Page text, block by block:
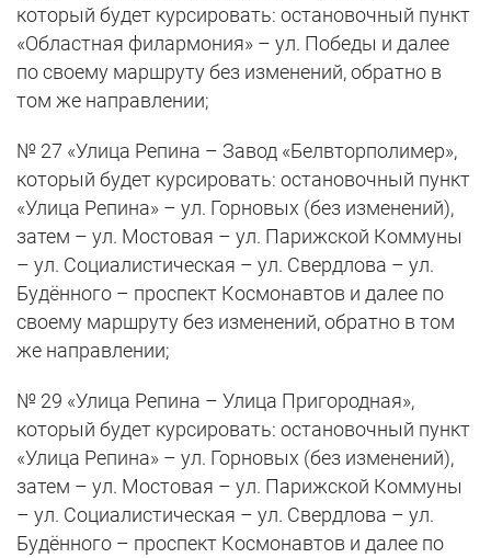
который будет курсировать: остановочный пункт
«Областная филармония» – ул. Победы и далее
по своему маршруту без изменений, обратно в
том же направлении;
№ 27 «Улица Репина – Завод «Белвторполимер»,
который будет курсировать: остановочный пункт
«Улица Репина» – ул. Горновых (без изменений),
затем – ул. Мостовая – ул. Парижской Коммуны
– ул. Социалистическая – ул. Свердлова – ул.
Будённого – проспект Космонавтов и далее по
своему маршруту без изменений, обратно в том
же направлении;
№ 29 «Улица Репина – Улица Пригородная»,
который будет курсировать: остановочный пункт
«Улица Репина» – ул. Горновых (без изменений),
затем – ул. Мостовая – ул. Парижской Коммуны
– ул. Социалистическая – ул. Свердлова – ул.
Будённого – проспект Космонавтов и далее по